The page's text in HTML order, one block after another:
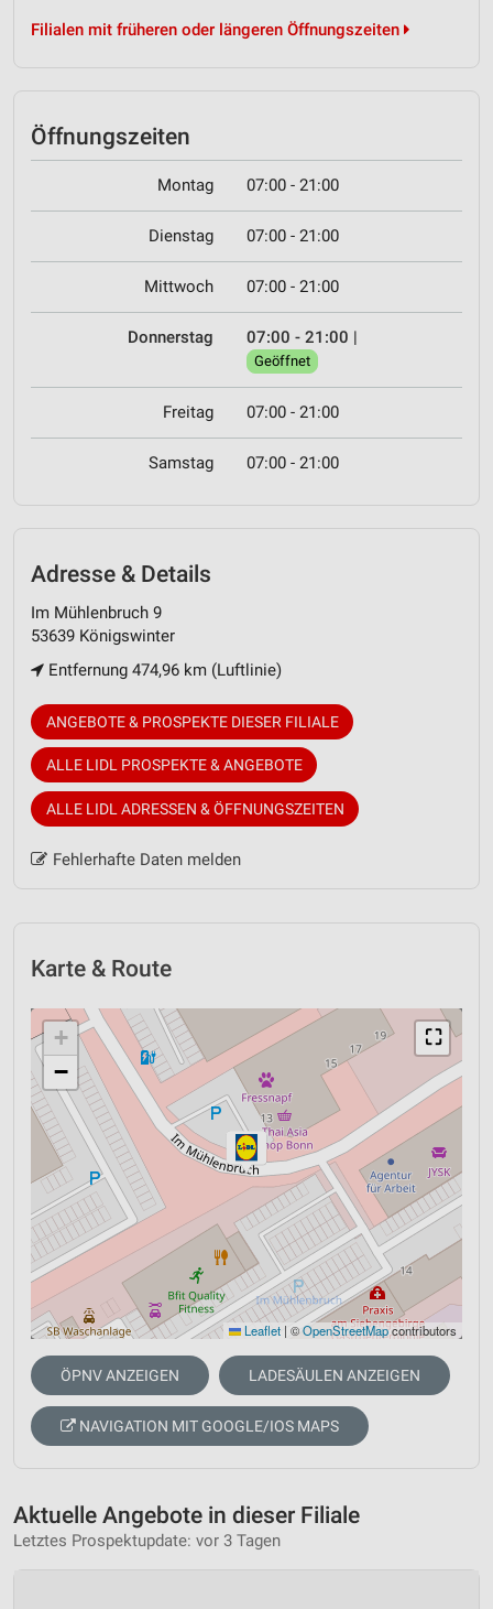
Filialen mit früheren oder längeren Öffnungszeiten
Öffnungszeiten
Montag 07:00 - 21:00
Dienstag 07:00 - 21:00
Mittwoch 07:00 - 21:00
Donnerstag 07:00 - 21:00 |
Geöffnet
Freitag 07:00 - 21:00
Samstag 07:00 - 21:00
Adresse & Details
Im Mühlenbruch 9
53639 Königswinter
Entfernung 474,96 km (Luftlinie)
ANGEBOTE & PROSPEKTE DIESER FILIALE
ALLE LIDL PROSPEKTE & ANGEBOTE
ALLE LIDL ADRESSEN & ÖFFNUNGSZEITEN
Fehlerhafte Daten melden
Karte & Route
⛶
+
−
Leaflet | ©OpenStreetMapcontributors
ÖPNV ANZEIGEN LADESÄULEN ANZEIGEN
NAVIGATION MIT GOOGLE/IOS MAPS
Aktuelle Angebote in dieser Filiale
Letztes Prospektupdate: vor 3 Tagen